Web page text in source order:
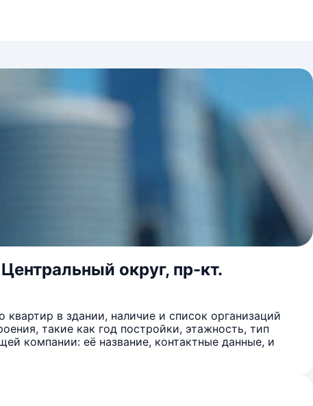
округ, пр-кт.
в здании, наличие и список организаций
такие как год постройки, этажность, тип
компании: её название, контактные данные, и